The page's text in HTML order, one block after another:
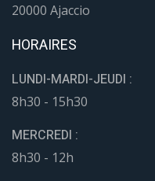
20000 Ajaccio
HORAIRES
LUNDI-MARDI-JEUDI :
8h30 - 15h30
MERCREDI :
8h30 - 12h